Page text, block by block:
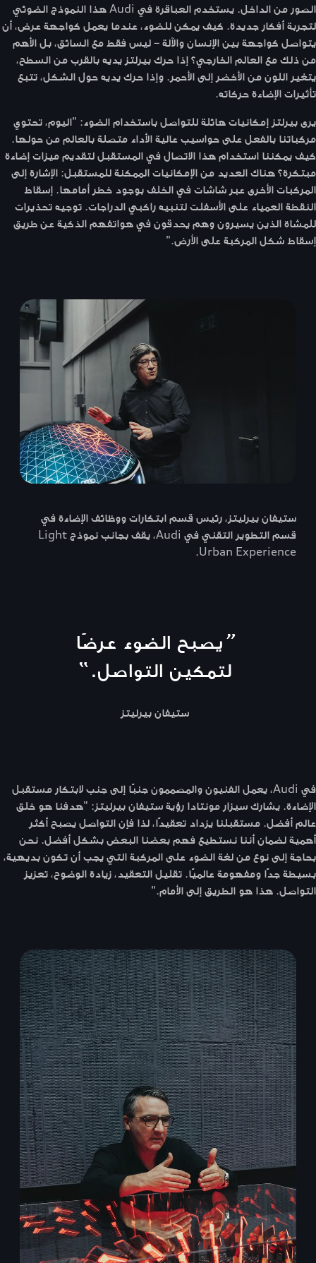
الصور من الداخل. يستخدم العباقرة في Audi هذا النموذج الضوئي
لتجربة أفكار جديدة. كيف يمكن للضوء، عندما يعمل كواجهة عرض، أن
يتواصل كواجهة بين الإنسان والآلة – ليس فقط مع السائق، بل الأهم
من ذلك مع العالم الخارجي؟ إذا حرك بيرلتز يديه بالقرب من السطح،
يتغير اللون من الأخضر إلى الأحمر. وإذا حرك يديه حول الشكل، تتبع
تأثيرات الإضاءة حركاته.
يرى بيرلتز إمكانيات هائلة للتواصل باستخدام الضوء: "اليوم، تحتوي
مركباتنا بالفعل على حواسيب عالية الأداء متصلة بالعالم من حولها.
كيف يمكننا استخدام هذا الاتصال في المستقبل لتقديم ميزات إضاءة
مبتكرة؟ هناك العديد من الإمكانيات الممكنة للمستقبل: الإشارة إلى
المركبات الأخرى عبر شاشات في الخلف بوجود خطر أمامها. إسقاط
النقطة العمياء على الأسفلت لتنبيه راكبي الدراجات. توجيه تحذيرات
للمشاة الذين يسيرون وهم يحدقون في هواتفهم الذكية عن طريق
إسقاط شكل المركبة على الأرض."
ستيفان بيرليتز، رئيس قسم ابتكارات ووظائف الإضاءة في
قسم التطوير التقني في Audi، يقف بجانب نموذج Light
Urban Experience.
“يصبح الضوء عرضًا
لتمكين التواصل.”
ستيفان بيرليتز
في Audi، يعمل الفنيون والمصممون جنبًا إلى جنب لابتكار مستقبل
الإضاءة. يشارك سيزار مونتادا رؤية ستيفان بيرليتز: "هدفنا هو خلق
عالم أفضل. مستقبلنا يزداد تعقيدًا، لذا فإن التواصل يصبح أكثر
أهمية لضمان أننا نستطيع فهم بعضنا البعض بشكل أفضل. نحن
بحاجة إلى نوع من لغة الضوء على المركبة التي يجب أن تكون بديهية،
بسيطة جدًا ومفهومة عالميًا. تقليل التعقيد، زيادة الوضوح، تعزيز
التواصل. هذا هو الطريق إلى الأمام."